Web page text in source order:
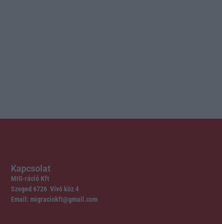
Kapcsolat
MIG-ráció Kft
Szeged 6726 Vívó köz 4
Email: migraciokft@gmail.com